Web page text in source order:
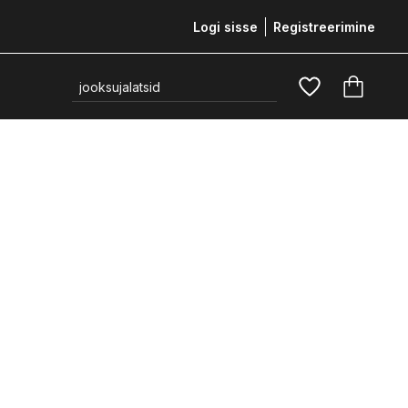
Logi sisse Registreerimine